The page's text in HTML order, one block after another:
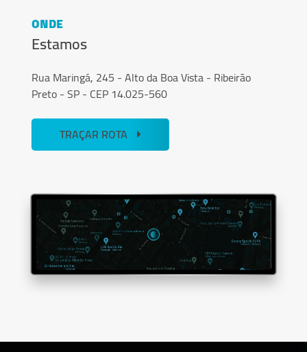
ONDE
Estamos
Rua Maringá, 245 - Alto da Boa Vista - Ribeirão
Preto - SP - CEP 14.025-560
TRAÇAR ROTA